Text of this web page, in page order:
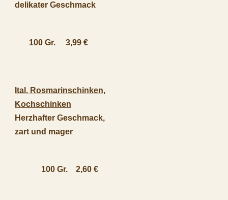
delikater Geschmack
100 Gr. 3,99 €
Ital. Rosmarinschinken,
Kochschinken
Herzhafter Geschmack,
zart und mager
100 Gr. 2,60 €